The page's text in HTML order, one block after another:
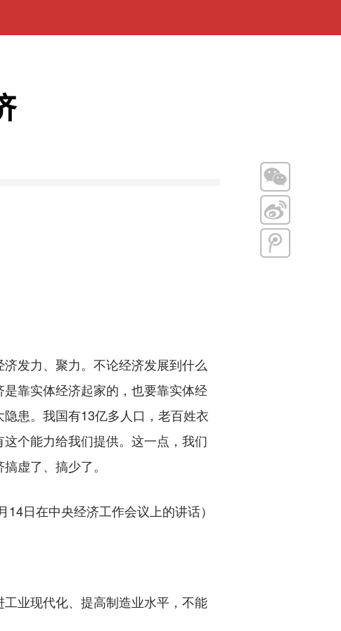
发力、聚力。不论经济发展到什么
靠实体经济起家的，也要靠实体经
患。我国有13亿多人口，老百姓衣
个能力给我们提供。这一点，我们
虚了、搞少了。
14日在中央经济工作会议上的讲话）
业现代化、提高制造业水平，不能